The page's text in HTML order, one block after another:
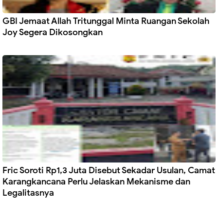
GBI Jemaat Allah Tritunggal Minta Ruangan Sekolah
Joy Segera Dikosongkan
Fric Soroti Rp1,3 Juta Disebut Sekadar Usulan, Camat
Karangkancana Perlu Jelaskan Mekanisme dan
Legalitasnya